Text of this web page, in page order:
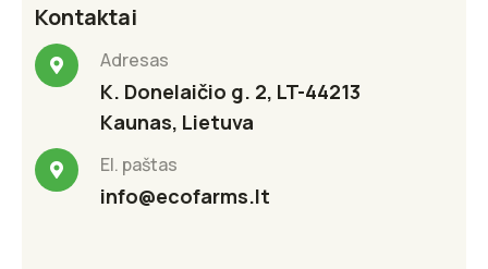
Kontaktai
Adresas
K. Donelaičio g. 2, LT-44213
Kaunas, Lietuva
El. paštas
info@ecofarms.lt